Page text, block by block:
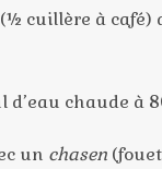
(½ cuillère à café)
d’eau chaude à
un chasen